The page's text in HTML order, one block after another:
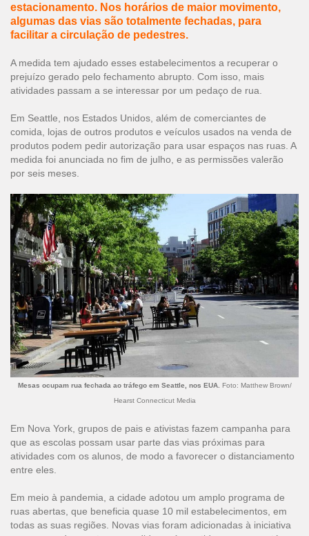
estacionamento. Nos horários de maior movimento,
algumas das vias são totalmente fechadas, para
facilitar a circulação de pedestres.
A medida tem ajudado esses estabelecimentos a recuperar o
prejuízo gerado pelo fechamento abrupto. Com isso, mais
atividades passam a se interessar por um pedaço de rua.
Em Seattle, nos Estados Unidos, além de comerciantes de
comida, lojas de outros produtos e veículos usados na venda de
produtos podem pedir autorização para usar espaços nas ruas. A
medida foi anunciada no fim de julho, e as permissões valerão
por seis meses.
Mesas ocupam rua fechada ao tráfego em Seattle, nos EUA.
Foto: Matthew Brown/
Hearst Connecticut Media
Em Nova York, grupos de pais e ativistas fazem campanha para
que as escolas possam usar parte das vias próximas para
atividades com os alunos, de modo a favorecer o distanciamento
entre eles.
Em meio à pandemia, a cidade adotou um amplo programa de
ruas abertas, que beneficia quase 10 mil estabelecimentos, em
todas as suas regiões. Novas vias foram adicionadas à iniciativa